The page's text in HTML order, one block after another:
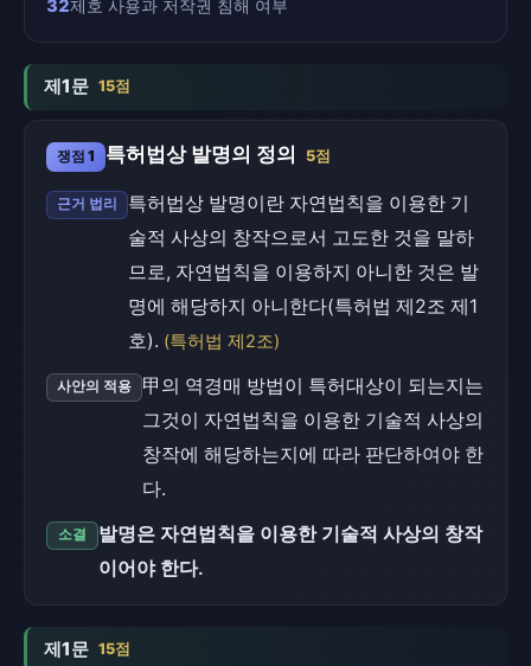
32제호 사용과 저작권 침해 여부
제1문 15점
쟁점 1 특허법상 발명의 정의 5점
근거 법리
특허법상 발명이란 자연법칙을 이용한 기
술적 사상의 창작으로서 고도한 것을 말하
므로, 자연법칙을 이용하지 아니한 것은 발
명에 해당하지 아니한다(특허법 제2조 제1
호). (특허법 제2조)
사안의 적용
甲의 역경매 방법이 특허대상이 되는지는
그것이 자연법칙을 이용한 기술적 사상의
창작에 해당하는지에 따라 판단하여야 한
다.
소결
발명은 자연법칙을 이용한 기술적 사상의 창작
이어야 한다.
제1문 15점